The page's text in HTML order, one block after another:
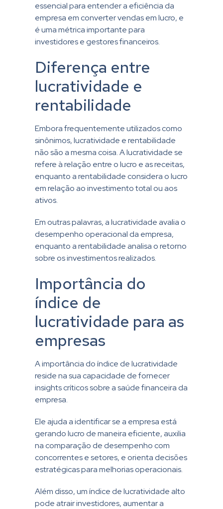
essencial para entender a eficiência da
empresa em converter vendas em lucro, e
é uma métrica importante para
investidores e gestores financeiros.
Diferença entre
lucratividade e
rentabilidade
Embora frequentemente utilizados como
sinônimos, lucratividade e rentabilidade
não são a mesma coisa. A lucratividade se
refere à relação entre o lucro e as receitas,
enquanto a rentabilidade considera o lucro
em relação ao investimento total ou aos
ativos.
Em outras palavras, a lucratividade avalia o
desempenho operacional da empresa,
enquanto a rentabilidade analisa o retorno
sobre os investimentos realizados.
Importância do
índice de
lucratividade para as
empresas
A importância do índice de lucratividade
reside na sua capacidade de fornecer
insights críticos sobre a saúde financeira da
empresa.
Ele ajuda a identificar se a empresa está
gerando lucro de maneira eficiente, auxilia
na comparação de desempenho com
concorrentes e setores, e orienta decisões
estratégicas para melhorias operacionais.
Além disso, um índice de lucratividade alto
pode atrair investidores, aumentar a